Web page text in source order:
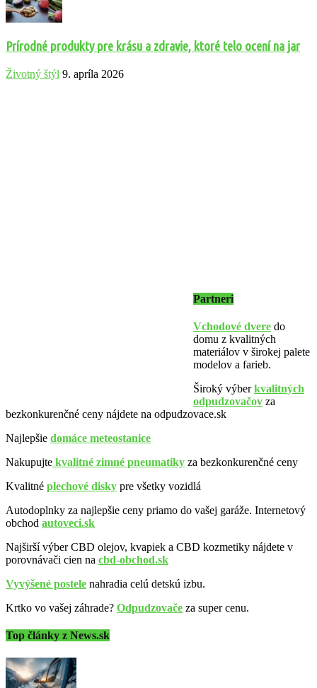
Prírodné produkty pre krásu a zdravie, ktoré telo ocení na jar
Životný štýl 9. apríla 2026
Partneri
Vchodové dvere do
domu z kvalitných
materiálov v širokej palete
modelov a farieb.
Široký výberkvalitných
odpudzovačov za
bezkonkurenčné ceny nájdete na odpudzovace.sk
Najlepšie domáce meteostanice
Nakupujte kvalitné zimné pneumatiky za bezkonkurenčné ceny
Kvalitné plechové disky pre všetky vozidlá
Autodoplnky za najlepšie ceny priamo do vašej garáže. Internetový
obchod autoveci.sk
Najširší výber CBD olejov, kvapiek a CBD kozmetiky nájdete v
porovnávači cien na cbd-obchod.sk
Vyvýšené postele nahradia celú detskú izbu.
Krtko vo vašej záhrade? Odpudzovače za super cenu.
Top články z News.sk